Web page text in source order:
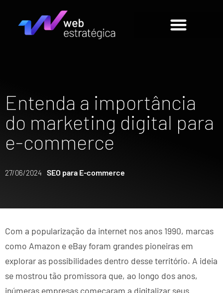
Entenda a importância
do marketing digital para
e-commerce
27/06/2024 SEO para E-commerce
Com a popularização da internet nos anos 1990, marcas
como Amazon e eBay foram grandes pioneiras em
explorar as possibilidades dentro desse território. A ideia
se mostrou tão promissora que, ao longo dos anos,
inúmeras empresas começaram a digitalizar seus